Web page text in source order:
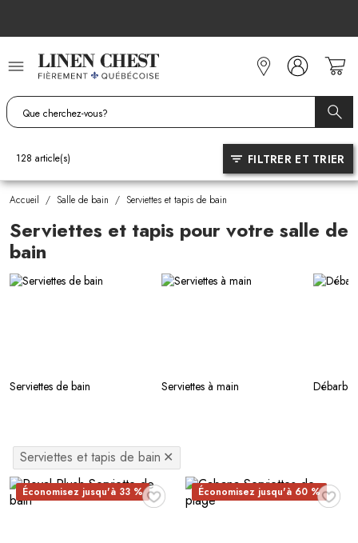
contenu
Accueil / Salle de bain / Serviettes et tapis de bain
Serviettes et tapis pour votre salle de
bain
Serviettes de bain Serviettes à main
128 article(s) FILTRER ET TRIER
Serviettes et tapis de bain ✕
♥
Économisez jusqu'à 33 % ♥
Économisez jusqu'à 60 %